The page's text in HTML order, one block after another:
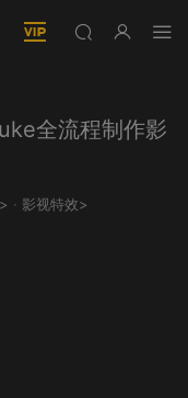
全流程制作影
· 影视特效>